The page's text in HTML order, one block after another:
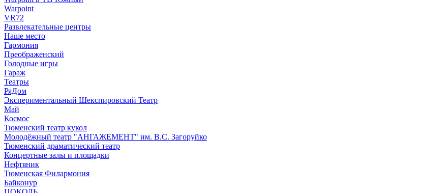
Warpoint
VR72
Развлекательные центры
Наше место
Гармония
Преображенский
Голодные игры
Гараж
Театры
РяДом
Экспериментальный Шекспировский Театр
Май
Космос
Тюменский театр кукол
Молодёжный театр "АНГАЖЕМЕНТ" им. В.С. Загоруйко
Тюменский драматический театр
Концертные залы и площадки
Нефтяник
Тюменская Филармония
Байконур